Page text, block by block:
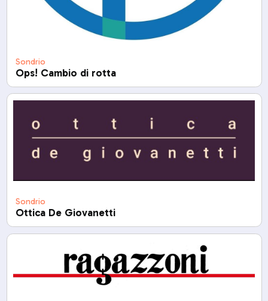
Sondrio
Ops! Cambio di rotta
Sondrio
Ottica De Giovanetti